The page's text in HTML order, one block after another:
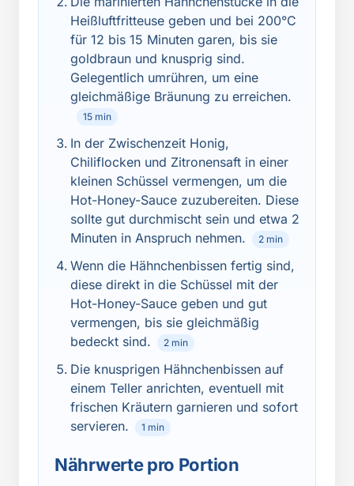
Heißluftfritteuse geben und bei 200°C
für 12 bis 15 Minuten garen, bis sie
goldbraun und knusprig sind.
Gelegentlich umrühren, um eine
gleichmäßige Bräunung zu erreichen.
15 min
In der Zwischenzeit Honig,
Chiliflocken und Zitronensaft in einer
kleinen Schüssel vermengen, um die
Hot-Honey-Sauce zuzubereiten. Diese
sollte gut durchmischt sein und etwa 2
Minuten in Anspruch nehmen.
2 min
Wenn die Hähnchenbissen fertig sind,
diese direkt in die Schüssel mit der
Hot-Honey-Sauce geben und gut
vermengen, bis sie gleichmäßig
bedeckt sind.
2 min
Die knusprigen Hähnchenbissen auf
einem Teller anrichten, eventuell mit
frischen Kräutern garnieren und sofort
servieren.
1 min
Nährwerte pro Portion